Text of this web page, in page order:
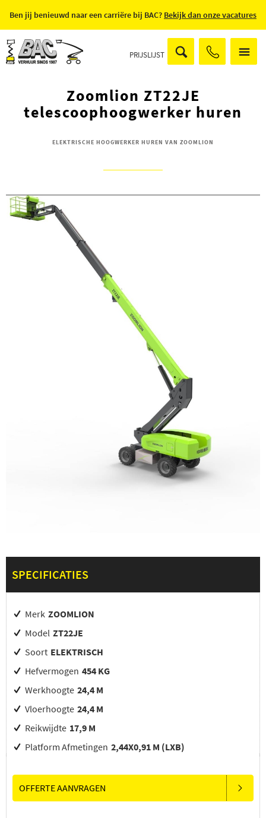
Ben jij benieuwd naar een carriëre bij BAC? Bekijk dan onze vacatures
PRIJSLIJST
Zoomlion ZT22JE
telescoophoogwerker huren
ELEKTRISCHE HOOGWERKER HUREN VAN ZOOMLION
SPECIFICATIES
Merk ZOOMLION
Model ZT22JE
Soort ELEKTRISCH
Hefvermogen 454 KG
Werkhoogte 24,4 M
Vloerhoogte 24,4 M
Reikwijdte 17,9 M
Platform Afmetingen 2,44X0,91 M (LXB)
OFFERTE AANVRAGEN